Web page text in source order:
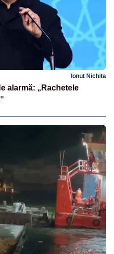
Ionuț Nichita
alarmă: „Rachetele